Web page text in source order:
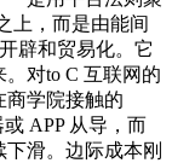
上，而是由能间
辟和贸易化。它
对to C 互联网的
商学院接触的
APP 从导，而
滑。边际成本刚